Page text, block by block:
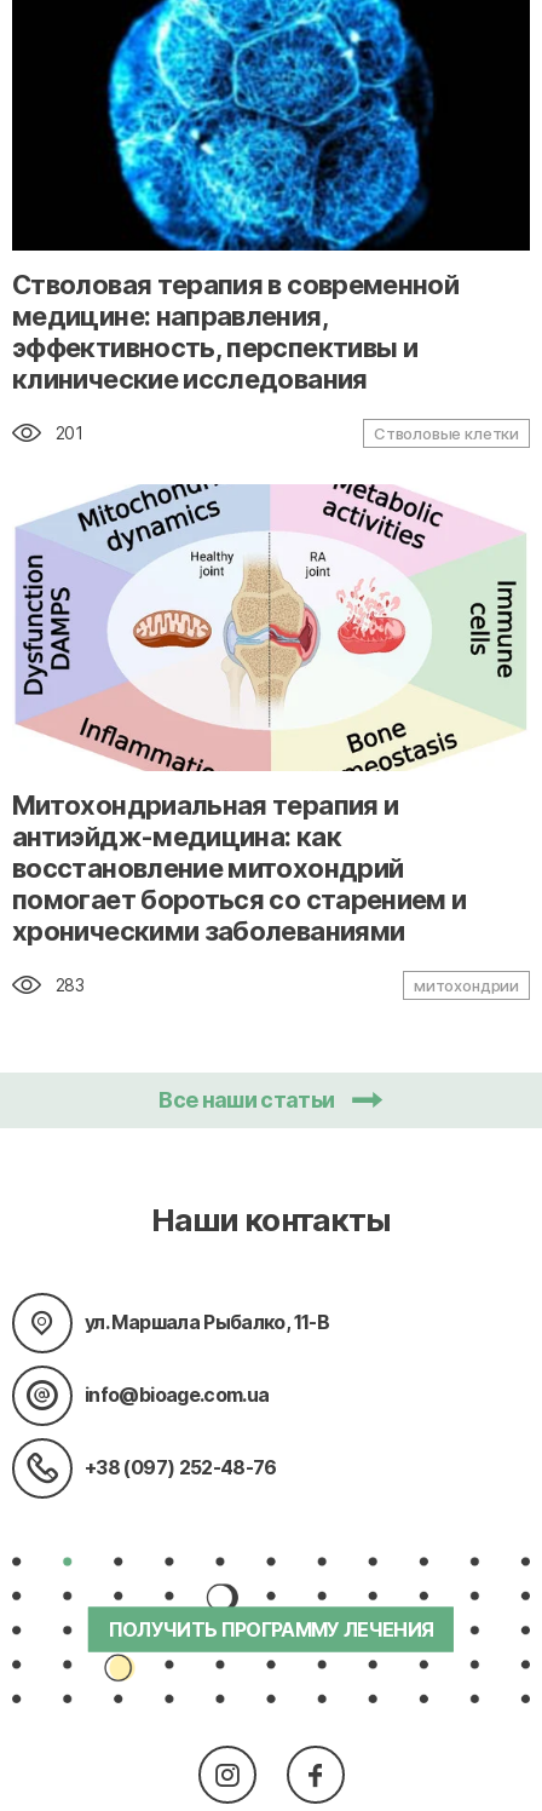
" alt="loading" class="img-responsive"/>
Стволовая терапия в современной
медицине: направления,
эффективность, перспективы и
клинические исследования
201 Стволовые клетки
" alt="loading" class="img-responsive"/>
Митохондриальная терапия и
антиэйдж-медицина: как
восстановление митохондрий
помогает бороться со старением и
хроническими заболеваниями
283 митохондрии
Все наши статьи
Наши контакты
ул. Маршала Рыбалко, 11-В
info@bioage.com.ua
+38 (097) 252-48-76
ПОЛУЧИТЬ ПРОГРАММУ ЛЕЧЕНИЯ